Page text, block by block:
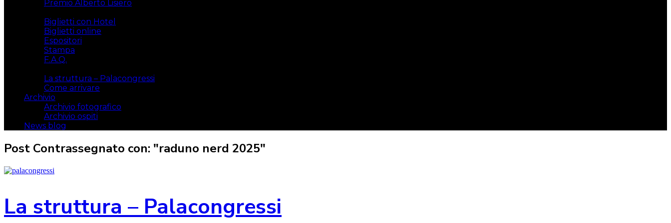
Premio Alberto Lisiero
Biglietti con Hotel
Biglietti online
Espositori
Stampa
F.A.Q.
La struttura – Palacongressi
Come arrivare
Archivio
Archivio fotografico
Archivio ospiti
News blog
Post Contrassegnato con: "raduno nerd 2025"
La struttura – Palacongressi